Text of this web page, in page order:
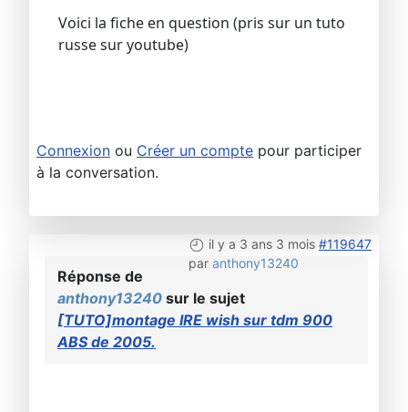
Voici la fiche en question (pris sur un tuto
russe sur youtube)
Connexion ou Créer un compte pour participer
à la conversation.
il y a 3 ans 3 mois #119647
par anthony13240
Réponse de
anthony13240 sur le sujet
[TUTO]montage IRE wish sur tdm 900
ABS de 2005.